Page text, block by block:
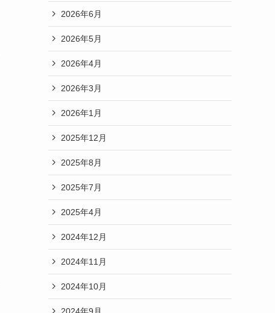
2026年6月
2026年5月
2026年4月
2026年3月
2026年1月
2025年12月
2025年8月
2025年7月
2025年4月
2024年12月
2024年11月
2024年10月
2024年9月